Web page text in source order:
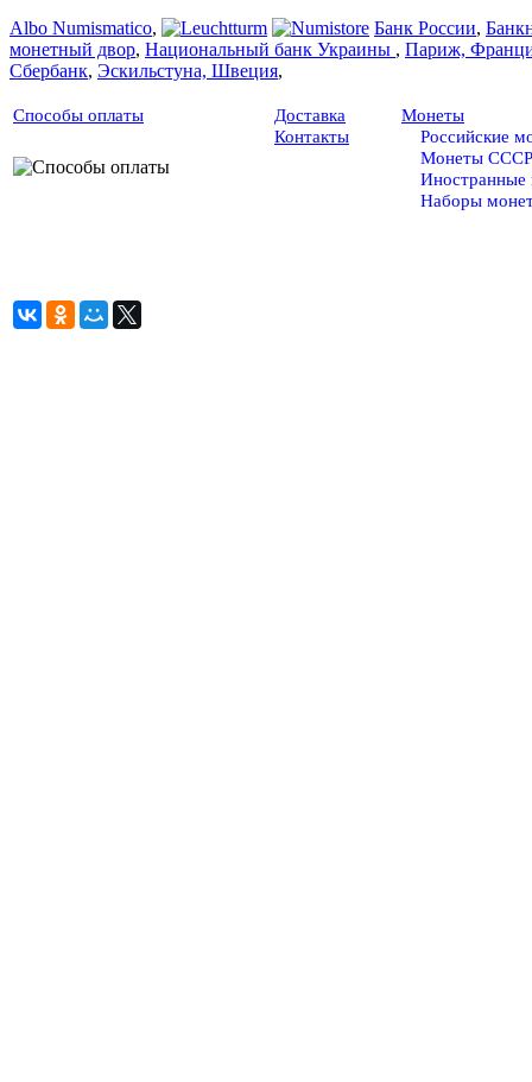
Albo Numismatico, Банк России,
монетный двор, Национальный банк Украины , Париж,
Сбербанк, Эскильстуна, Швеция,
Способы оплаты
Доставка
Контакты
Монеты
Российские
Монеты СССР
Иностранные
Наборы